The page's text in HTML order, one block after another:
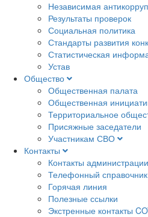
Независимая
Результаты проверок
Социальная политика
Стандарты развития
Статистическая
Устав
Общество
Общественная палата
Общественная
Территориальное
Присяжные заседатели
Участникам СВО
Контакты
Контакты администрации
Телефонный справочник
Горячая линия
Полезные ссылки
Экстренные контакты